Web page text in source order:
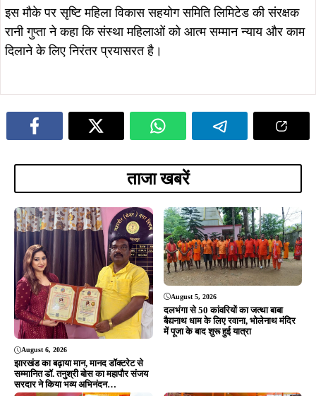
इस मौके पर सृष्टि महिला विकास सहयोग समिति लिमिटेड की संरक्षक
रानी गुप्ता ने कहा कि संस्था महिलाओं को आत्म सम्मान न्याय और काम
दिलाने के लिए निरंतर प्रयासरत है।
ताजा खबरें
August 6, 2026
झारखंड का बढ़ाया मान, मानद डॉक्टरेट से
सम्मानित डॉ. तनुश्री बोस का महापौर संजय
सरदार ने किया भव्य अभिनंदन…
August 5, 2026
दलभंगा से 50 कांवरियों का जत्था बाबा
बैद्यनाथ धाम के लिए रवाना, भोलेनाथ मंदिर
में पूजा के बाद शुरू हुई यात्रा